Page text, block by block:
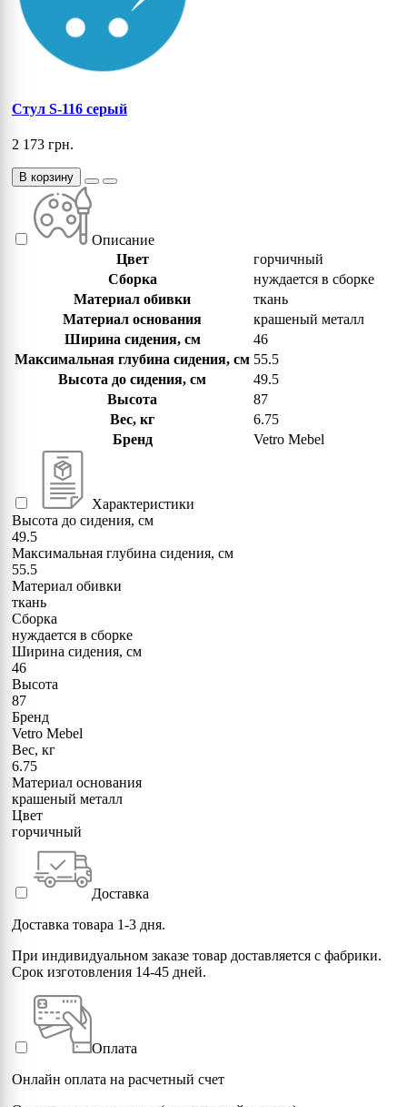
Стул S-116 серый
2 173 грн.
В корзину
Описание
Цвет
горчичный
Сборка
нуждается в сборке
Материал обивки
ткань
Материал основания
крашеный металл
Ширина сидения, см
46
Максимальная глубина сидения, см 55.5
Высота до сидения, см
49.5
Высота
87
Вес, кг
6.75
Бренд
Vetro Mebel
Характеристики
Высота до сидения, см
49.5
Максимальная глубина сидения, см
55.5
Материал обивки
ткань
Сборка
нуждается в сборке
Ширина сидения, см
46
Высота
87
Бренд
Vetro Mebel
Вес, кг
6.75
Материал основания
крашеный металл
Цвет
горчичный
Доставка
Доставка товара 1-3 дня.
При индивидуальном заказе товар доставляется с фабрики.
Срок изготовления 14-45 дней.
Оплата
Онлайн оплата на расчетный счет